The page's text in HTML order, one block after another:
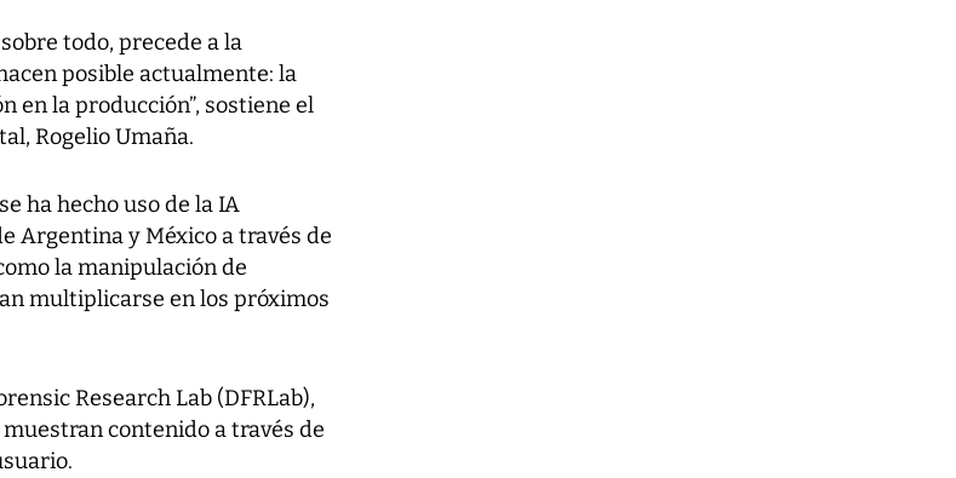
todo, precede a la
posible actualmente: la
en la producción”, sostiene el
Rogelio Umaña.
ha hecho uso de la IA
Argentina y México a través de
la manipulación de
multiplicarse en los próximos
Research Lab (DFRLab),
contenido a través de